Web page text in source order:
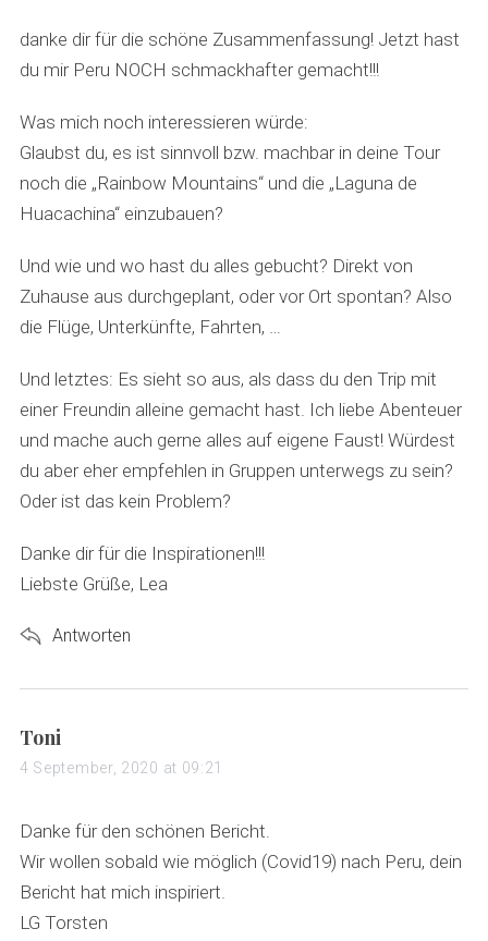
danke dir für die schöne Zusammenfassung! Jetzt hast
du mir Peru NOCH schmackhafter gemacht!!!
Was mich noch interessieren würde:
Glaubst du, es ist sinnvoll bzw. machbar in deine Tour
noch die „Rainbow Mountains“ und die „Laguna de
Huacachina“ einzubauen?
Und wie und wo hast du alles gebucht? Direkt von
Zuhause aus durchgeplant, oder vor Ort spontan? Also
die Flüge, Unterkünfte, Fahrten, …
Und letztes: Es sieht so aus, als dass du den Trip mit
einer Freundin alleine gemacht hast. Ich liebe Abenteuer
und mache auch gerne alles auf eigene Faust! Würdest
du aber eher empfehlen in Gruppen unterwegs zu sein?
Oder ist das kein Problem?
Danke dir für die Inspirationen!!!
Liebste Grüße, Lea
Antworten
s
a
s
:
Toni
4 September, 2020 at 09:21
Danke für den schönen Bericht.
Wir wollen sobald wie möglich (Covid19) nach Peru, dein
Bericht hat mich inspiriert.
LG Torsten